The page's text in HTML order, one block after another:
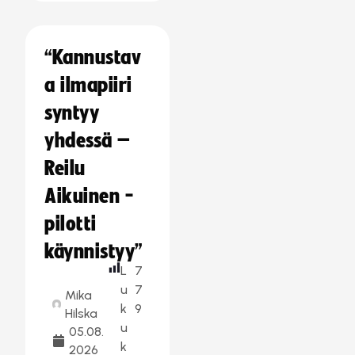
“Kannustav
a ilmapiiri
syntyy
yhdessä –
Reilu
Aikuinen -
pilotti
käynnistyy”
Mika
Hilska
05.08.
2026
L
u
k
u
k
7
7
9